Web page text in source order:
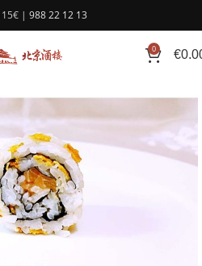
| 988 22 12 13
0 €